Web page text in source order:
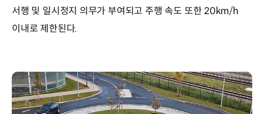
서행 및 일시정지 의무가 부여되고 주행 속도 또한 20km/h
이내로 제한된다.